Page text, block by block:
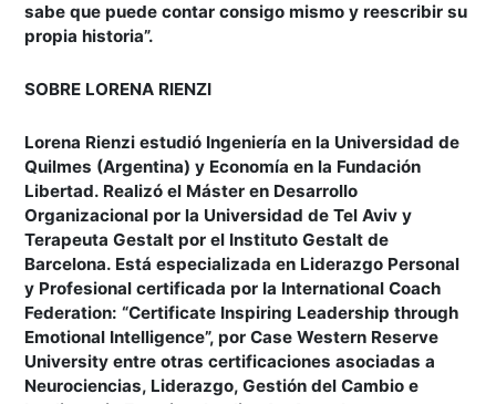
sabe que puede contar consigo mismo y reescribir su
propia historia”.
SOBRE LORENA RIENZI
Lorena Rienzi estudió Ingeniería en la Universidad de
Quilmes (Argentina) y Economía en la Fundación
Libertad. Realizó el Máster en Desarrollo
Organizacional por la Universidad de Tel Aviv y
Terapeuta Gestalt por el Instituto Gestalt de
Barcelona. Está especializada en Liderazgo Personal
y Profesional certificada por la International Coach
Federation: “Certificate Inspiring Leadership through
Emotional Intelligence”, por Case Western Reserve
University entre otras certificaciones asociadas a
Neurociencias, Liderazgo, Gestión del Cambio e